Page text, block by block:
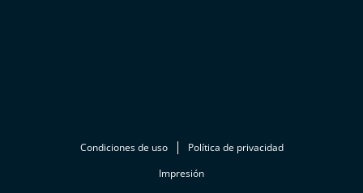
Condiciones de uso
Política de privacidad
Impresión